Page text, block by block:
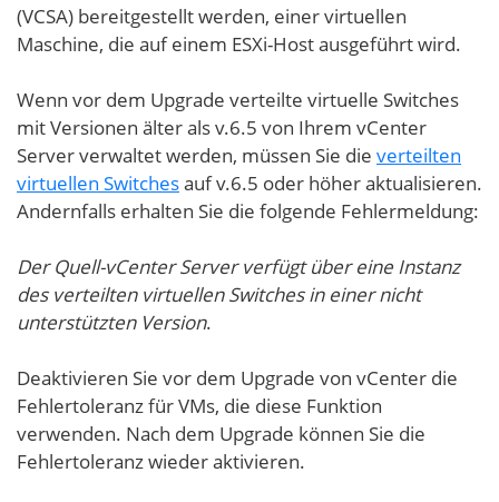
(VCSA) bereitgestellt werden, einer virtuellen
Maschine, die auf einem ESXi-Host ausgeführt wird.
Wenn vor dem Upgrade verteilte virtuelle Switches
mit Versionen älter als v.6.5 von Ihrem vCenter
Server verwaltet werden, müssen Sie die verteilten
virtuellen Switchesauf v.6.5 oder höher aktualisieren.
Andernfalls erhalten Sie die folgende Fehlermeldung:
Der Quell-vCenter Server verfügt über eine Instanz
des verteilten virtuellen Switches in einer nicht
unterstützten Version.
Deaktivieren Sie vor dem Upgrade von vCenter die
Fehlertoleranz für VMs, die diese Funktion
verwenden. Nach dem Upgrade können Sie die
Fehlertoleranz wieder aktivieren.